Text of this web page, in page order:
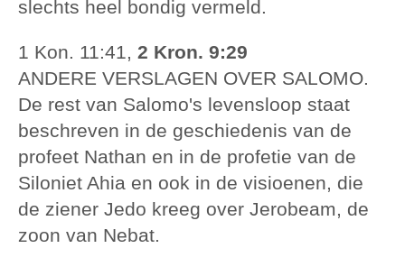
slechts heel bondig vermeld.
1 Kon. 11:41, 2 Kron. 9:29
ANDERE VERSLAGEN OVER SALOMO.
De rest van Salomo's levensloop staat
beschreven in de geschiedenis van de
profeet Nathan en in de profetie van de
Siloniet Ahia en ook in de visioenen, die
de ziener Jedo kreeg over Jerobeam, de
zoon van Nebat.